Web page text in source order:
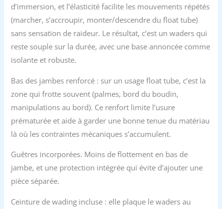
d’immersion, et l’élasticité facilite les mouvements répétés
(marcher, s’accroupir, monter/descendre du float tube)
sans sensation de raideur. Le résultat, c’est un waders qui
reste souple sur la durée, avec une base annoncée comme
isolante et robuste.
Bas des jambes renforcé : sur un usage float tube, c’est la
zone qui frotte souvent (palmes, bord du boudin,
manipulations au bord). Ce renfort limite l’usure
prématurée et aide à garder une bonne tenue du matériau
là où les contraintes mécaniques s’accumulent.
Guêtres incorporées. Moins de flottement en bas de
jambe, et une protection intégrée qui évite d’ajouter une
pièce séparée.
Ceinture de wading incluse : elle plaque le waders au